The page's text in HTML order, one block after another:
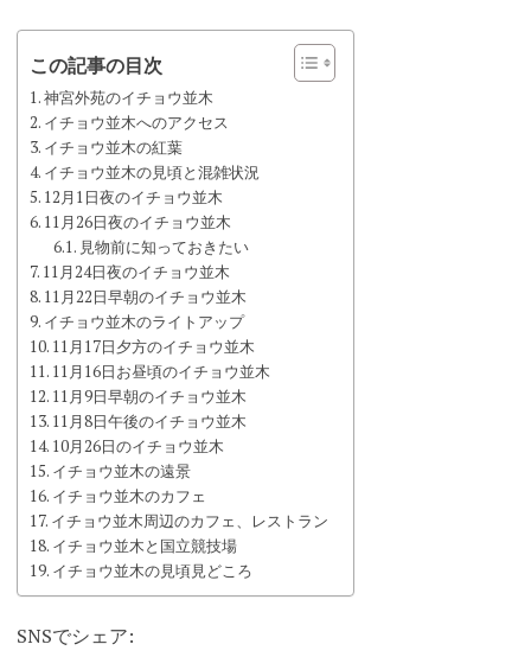
この記事の目次
神宮外苑のイチョウ並木
イチョウ並木へのアクセス
イチョウ並木の紅葉
イチョウ並木の見頃と混雑状況
12月1日夜のイチョウ並木
11月26日夜のイチョウ並木
見物前に知っておきたい
11月24日夜のイチョウ並木
11月22日早朝のイチョウ並木
イチョウ並木のライトアップ
11月17日夕方のイチョウ並木
11月16日お昼頃のイチョウ並木
11月9日早朝のイチョウ並木
11月8日午後のイチョウ並木
10月26日のイチョウ並木
イチョウ並木の遠景
イチョウ並木のカフェ
イチョウ並木周辺のカフェ、レストラン
イチョウ並木と国立競技場
イチョウ並木の見頃見どころ
SNSでシェア: